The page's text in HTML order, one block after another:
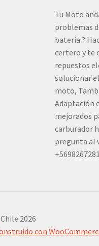
Tu Moto
problemas
batería ?
certero y te
repuestos
solucionar
moto,
Adaptación
mejorados
carburador
pregunta al
2026
con